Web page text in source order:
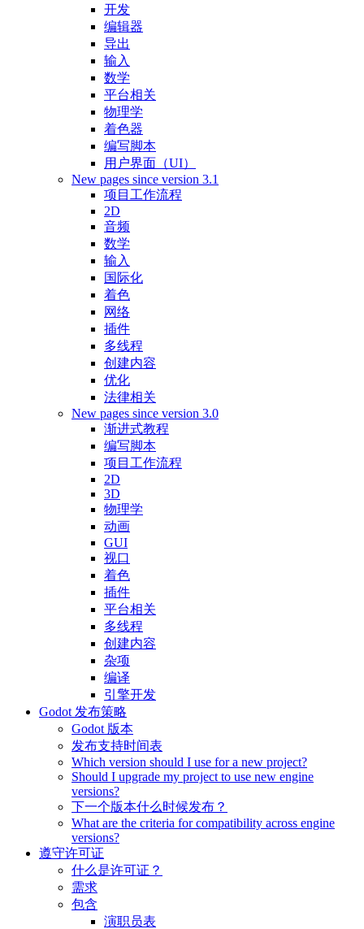
开发
编辑器
导出
输入
数学
平台相关
物理学
着色器
编写脚本
用户界面（UI）
New pages since version 3.1
项目工作流程
2D
音频
数学
输入
国际化
着色
网络
插件
多线程
创建内容
优化
法律相关
New pages since version 3.0
渐进式教程
编写脚本
项目工作流程
2D
3D
物理学
动画
GUI
视口
着色
插件
平台相关
多线程
创建内容
杂项
编译
引擎开发
Godot 发布策略
Godot 版本
发布支持时间表
Which version should I use for a new project?
Should I upgrade my project to use new engine
versions?
下一个版本什么时候发布？
What are the criteria for compatibility across engine
versions?
遵守许可证
什么是许可证？
需求
包含
演职员表